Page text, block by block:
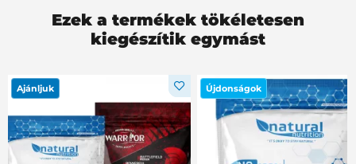
Ezek a termékek tökéletesen
kiegészítik egymást
Ajánljuk Újdonságok